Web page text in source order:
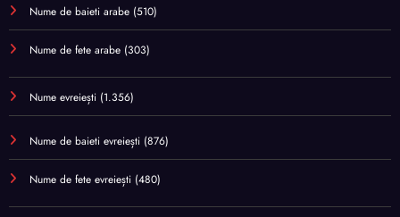
Nume de baieti arabe (510)
Nume de fete arabe (303)
Nume evreiești (1.356)
Nume de baieti evreiești (876)
Nume de fete evreiești (480)